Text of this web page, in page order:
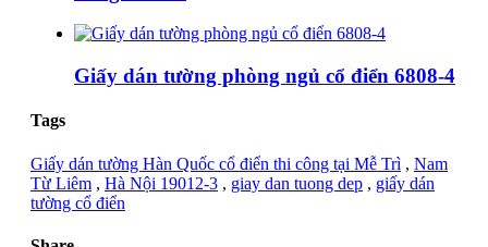
Giấy dán tường phòng ngủ cổ điển 6808-4
Tags
Giấy dán tường Hàn Quốc cổ điển thi công tại Mễ Trì , Nam
Từ Liêm , Hà Nội 19012-3 , giay dan tuong dep , giấy dán
tường cổ điển